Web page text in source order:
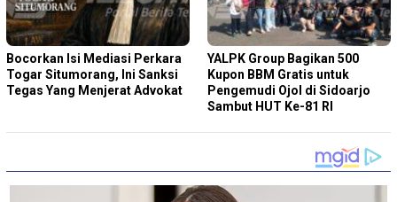
Bocorkan Isi Mediasi Perkara
Togar Situmorang, Ini Sanksi
Tegas Yang Menjerat Advokat
YALPK Group Bagikan 500
Kupon BBM Gratis untuk
Pengemudi Ojol di Sidoarjo
Sambut HUT Ke-81 RI